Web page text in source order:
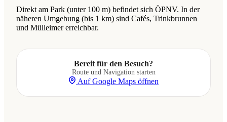
Direkt am Park (unter 100 m) befindet sich ÖPNV. In der
näheren Umgebung (bis 1 km) sind Cafés, Trinkbrunnen
und Mülleimer erreichbar.
Bereit für den Besuch?
Route und Navigation starten
Auf Google Maps öffnen